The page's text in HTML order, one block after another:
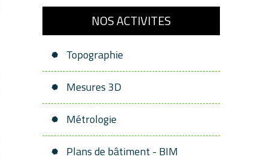
NOS ACTIVITES
Topographie
Mesures 3D
Métrologie
Plans de bâtiment - BIM